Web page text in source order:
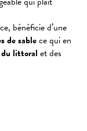
bénéficie d’une
de sablece qui en
du littoral et des
aux